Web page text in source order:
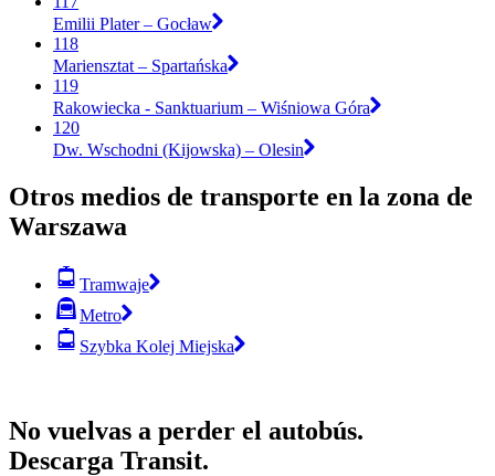
Emilii Plater – Gocław
118
Mariensztat – Spartańska
119
Rakowiecka - Sanktuarium – Wiśniowa Góra
120
Dw. Wschodni (Kijowska) – Olesin
Otros medios de transporte en la zona de
Warszawa
Tramwaje
Metro
Szybka Kolej Miejska
No vuelvas a perder el autobús.
Descarga Transit.